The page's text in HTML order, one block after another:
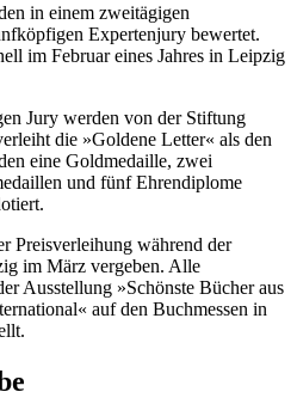
in einem zweitägigen
Expertenjury bewertet.
im Februar eines Jahres in Leipzig
Jury werden von der Stiftung
die »Goldene Letter« als den
eine Goldmedaille, zwei
und fünf Ehrendiplome
Preisverleihung während der
im März vergeben. Alle
Ausstellung »Schönste Bücher aus
auf den Buchmessen in